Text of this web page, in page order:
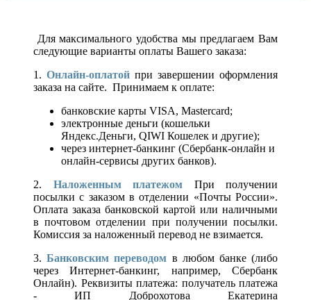
Для максимального удобства мы предлагаем Вам
следующие варианты оплаты Вашего заказа:
1. Онлайн-оплатой при завершении оформления
заказа на сайте. Принимаем к оплате:
банковские карты VISA, Mastercard;
электронные деньги (кошельки
Яндекс.Деньги, QIWI Кошелек и другие);
через интернет-банкинг (Сбербанк-онлайн и
онлайн-сервисы других банков).
2. Наложенным платежом При получении
посылки с заказом в отделении «Почты России».
Оплата заказа банковской картой или наличными
в почтовом отделении при получении посылки.
Комиссия за наложенный перевод не взимается.
3.Банковским переводом в любом банке (либо
через Интернет-банкинг, например, Сбербанк
Онлайн). Реквизиты платежа: получатель платежа
- ИП Доброхотова Екатерина